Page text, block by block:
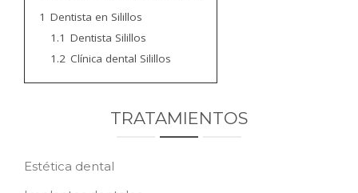
1 Dentista en Silillos
1.1 Dentista Silillos
1.2 Clínica dental Silillos
TRATAMIENTOS
Estética dental